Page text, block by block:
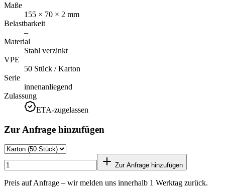
Maße
155 × 70 × 2 mm
Belastbarkeit
–
Material
Stahl verzinkt
VPE
50 Stück / Karton
Serie
innenanliegend
Zulassung
ETA-zugelassen
Zur Anfrage hinzufügen
Zur Anfrage hinzufügen
Preis auf Anfrage – wir melden uns innerhalb 1 Werktag zurück.